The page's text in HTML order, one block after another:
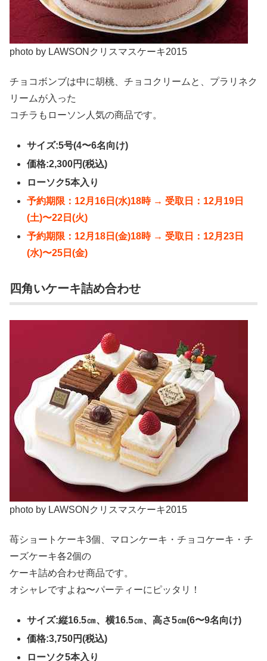
photo by LAWSONクリスマスケーキ2015
チョコボンブは中に胡桃、チョコクリームと、プラリネク
リームが入った
コチラもローソン人気の商品です。
サイズ:5号(4〜6名向け)
価格:2,300円(税込)
ローソク5本入り
予約期限：12月16日(水)18時 → 受取日：12月19日
(土)〜22日(火)
予約期限：12月18日(金)18時 → 受取日：12月23日
(水)〜25日(金)
四角いケーキ詰め合わせ
photo by LAWSONクリスマスケーキ2015
苺ショートケーキ3個、マロンケーキ・チョコケーキ・チ
ーズケーキ各2個の
ケーキ詰め合わせ商品です。
オシャレですよね〜パーティーにピッタリ！
サイズ:縦16.5㎝、横16.5㎝、高さ5㎝(6〜9名向け)
価格:3,750円(税込)
ローソク5本入り